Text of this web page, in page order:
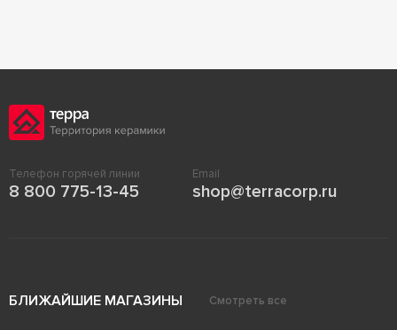
Телефон горячей линии
8 800 775-13-45
Email
shop@terracorp.ru
БЛИЖАЙШИЕ МАГАЗИНЫ Смотреть все